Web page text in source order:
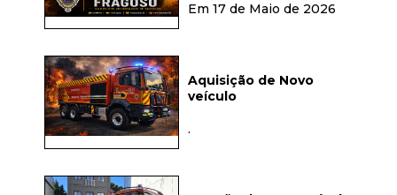
Em 17 de Maio de 2026
Aquisição de Novo
veículo
.